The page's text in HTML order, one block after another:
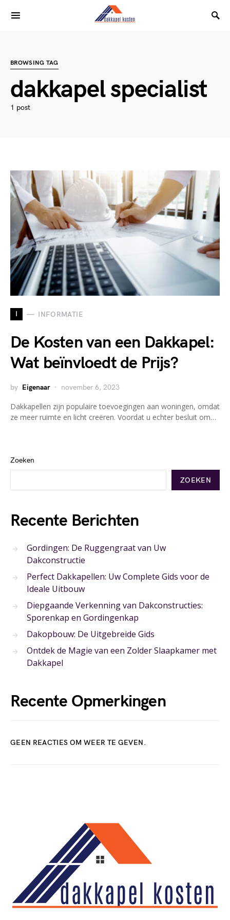
BROWSING TAG
dakkapel specialist
1 post
I INFORMATIE
De Kosten van een Dakkapel:
Wat beïnvloedt de Prijs?
by Eigenaar november 6, 2023
Dakkapellen zijn populaire toevoegingen aan woningen, omdat
ze meer ruimte en licht creëren. Voordat u echter besluit om…
Zoeken
ZOEKEN
Recente Berichten
Gordingen: De Ruggengraat van Uw
Dakconstructie
Perfect Dakkapellen: Uw Complete Gids voor de
Ideale Uitbouw
Diepgaande Verkenning van Dakconstructies:
Sporenkap en Gordingenkap
Dakopbouw: De Uitgebreide Gids
Ontdek de Magie van een Zolder Slaapkamer met
Dakkapel
Recente Opmerkingen
GEEN REACTIES OM WEER TE GEVEN.